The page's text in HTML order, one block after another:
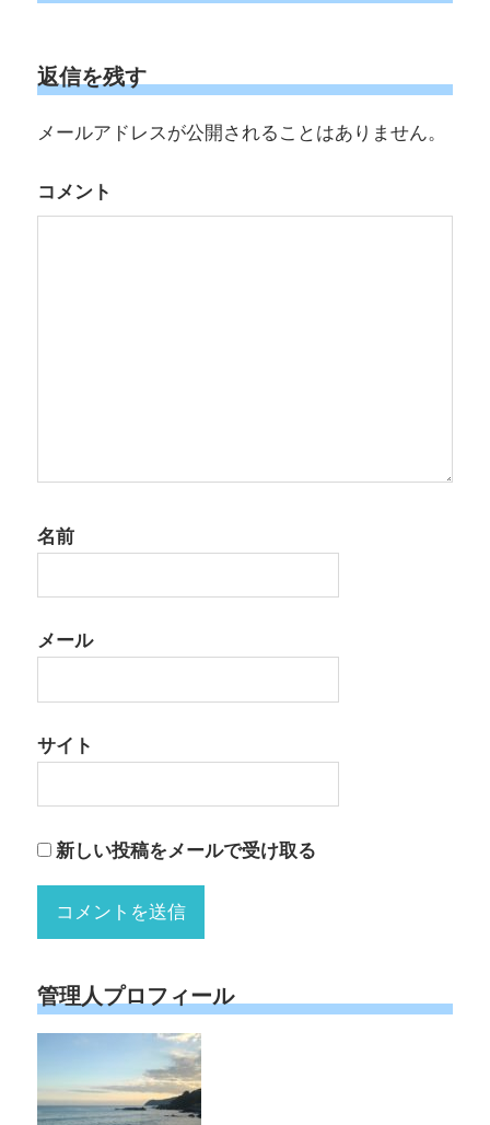
ビ
ゲ
ー
シ
返信を残す
メールアドレスが公開されることはありません。
コメント
名前
メール
サイト
新しい投稿をメールで受け取る
管理人プロフィール